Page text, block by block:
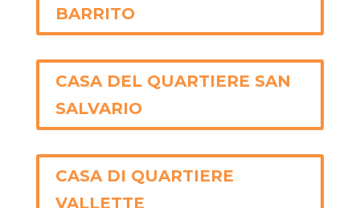
BARRITO
CASA DEL QUARTIERE SAN
SALVARIO
CASA DI QUARTIERE
VALLETTE